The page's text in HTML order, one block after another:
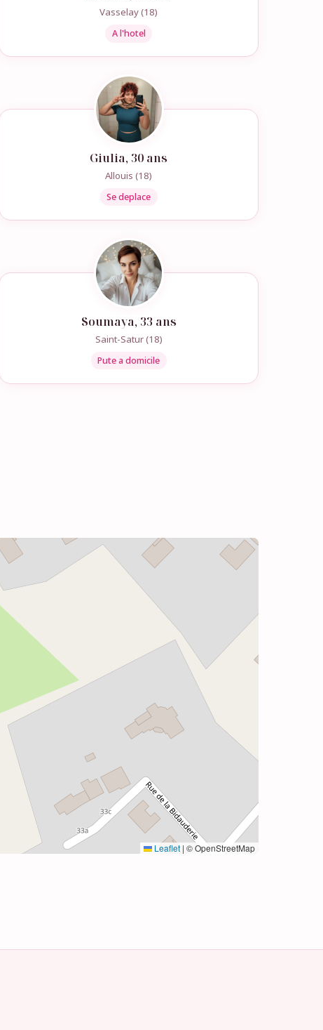
Vasselay (18)
A l'hotel
Giulia, 30 ans
Allouis (18)
Se deplace
Soumaya, 33 ans
Saint-Satur (18)
Pute a domicile
Leaflet | © OpenStreetMap